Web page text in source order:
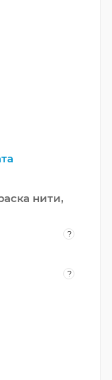
нити,
?
?